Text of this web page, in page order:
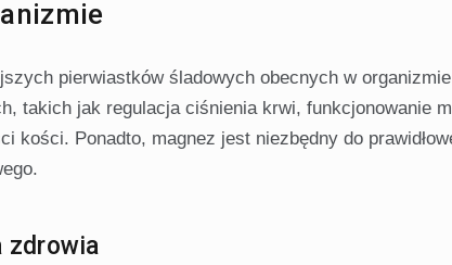
pierwiastków śladowych obecnych w
takich jak regulacja ciśnienia krwi, funkcjonowanie
kości. Ponadto, magnez jest niezbędny do
zdrowia